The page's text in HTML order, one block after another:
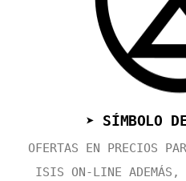
➤ SÍMBOLO
OFERTAS EN PRECIOS
ISIS ON-LINE ADEMÁS,